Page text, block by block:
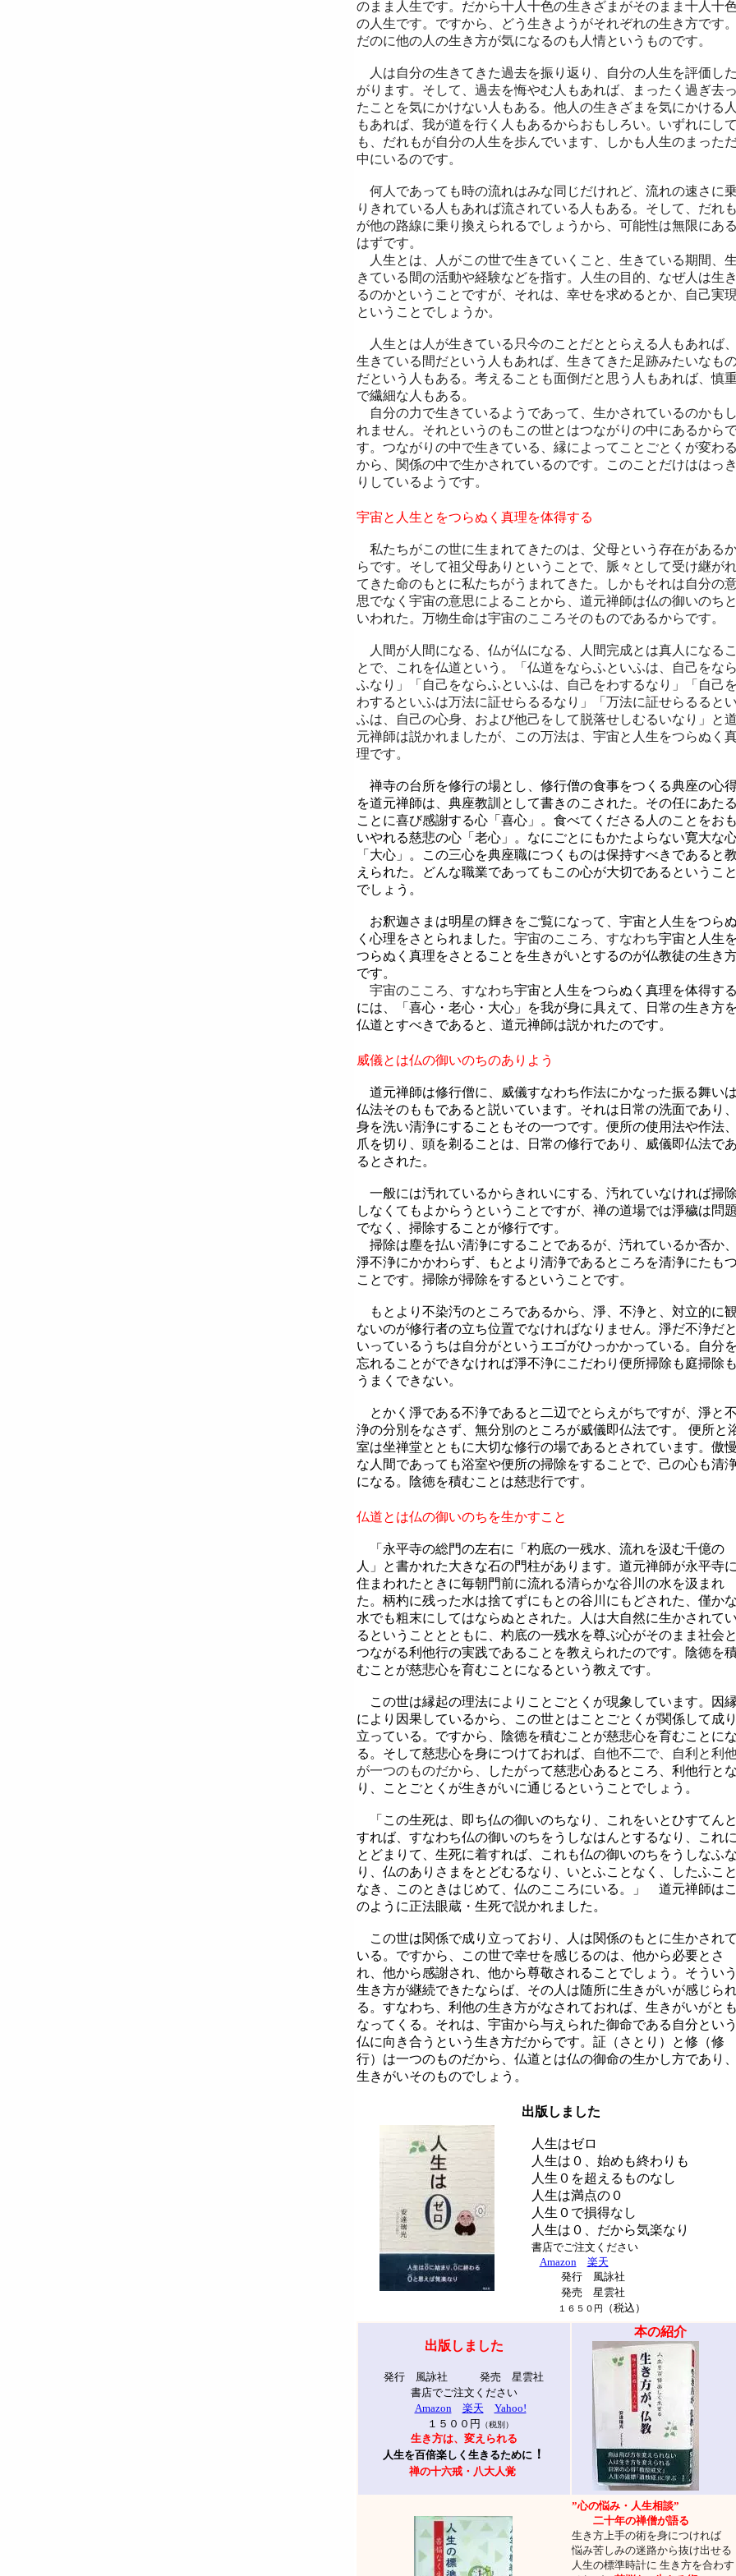
のまま人生です。だから十人十色の生きざまがそのまま十人十
の人生です。ですから、どう生きようがそれぞれの生き方です。
だのに他の人の生き方が気になるのも人情というものです。
人は自分の生きてきた過去を振り返り、自分の人生を評価した
がります。そして、過去を悔やむ人もあれば、まったく過ぎ去っ
たことを気にかけない人もある。他人の生きざまを気にかける人
もあれば、我が道を行く人もあるからおもしろい。いずれにして
も、だれもが自分の人生を歩んでいます、しかも人生のまった
中にいるのです。
何人であっても時の流れはみな同じだけれど、流れの速さに
りきれている人もあれば流されている人もある。 そして、だれも
が他の路線に乗り換えられるでしょうから、可能性は無限にある
はずです。
人生とは、人がこの世で生きていくこと、生きている期間、生
きている間の活動や経験などを指す。人生の目的、なぜ人は生き
るのかということですが、それは、幸せを求めるとか、自己実現
ということでしょうか。
人生とは人が生きている只今のことだととらえる人もあれば、
生きている間だという人もあれば、生きてきた足跡みたいなも
だという人もある。考えることも面倒だと思う人もあれば、慎
で繊細な人もある。
自分の力で生きているようであって、生かされているのかもし
れません。それというのもこの世とはつながりの中にあるから
す。つながりの中で生きている、縁によってことごとくが変わる
から、関係の中で生かされているのです。このことだけははっき
りしているようです。
宇宙と人生とをつらぬく真理を体得する
私たちがこの世に生まれてきたのは、父母という存在がある
らです。そして祖父母ありということで、脈々として受け継が
てきた命のもとに私たちがうまれてきた。しかもそれは自分の
思でなく宇宙の意思によることから、道元禅師は仏の御いのちと
いわれた。万物生命は宇宙のこころそのものであるからです。
人間が人間になる、仏が仏になる、人間完成とは真人になるこ
とで、これを仏道という。「仏道をならふといふは、自己をなら
ふなり」「自己をならふといふは、自己をわするなり」「自己を
わするといふは万法に証せらるるなり」「万法に証せらるるとい
ふは、自己の心身、および他己をして脱落せしむるいなり」と道
元禅師は説かれましたが、この万法は、宇宙と人生をつらぬく
理です。
禅寺の台所を修行の場とし、修行僧の食事をつくる典座の心
を道元禅師は、典座教訓として書きのこされた。その任にあたる
ことに喜び感謝する心「喜心」。食べてくださる人のことをおも
いやれる慈悲の心「老心」。なにごとにもかたよらない寛大な
「大心」。この三心を典座職につくものは保持すべきであると教
えられた。どんな職業であってもこの心が大切であるということ
でしょう。
お釈迦さまは明星の輝きをご覧になって、宇宙と人生をつらぬ
く心理をさとられました。 宇宙のこころ、すなわち宇宙と人生を
つらぬく真理をさとることを生きがいとするのが仏教徒の生き
です。
宇宙のこころ、すなわち宇宙と人生をつらぬく真理を体得する
には、「喜心・老心・大心」を我が身に具えて、日常の生き方を
仏道とすべきであると、道元禅師は説かれたのです。
威儀とは仏の御いのちのありよう
道元禅師は修行僧に、威儀すなわち作法にかなった振る舞いは
仏法そのももであると説いています。それは日常の洗面であり、
身を洗い清浄にすることもその一つです。便所の使用法や作法、
爪を切り、頭を剃ることは、日常の修行であり、威儀即仏法であ
るとされた。
一般には汚れているからきれいにする、汚れていなければ掃除
しなくてもよからうということですが、禅の道場では淨穢は問題
でなく、掃除することが修行です。
掃除は塵を払い清浄にすることであるが、汚れているか否か、
淨不浄にかかわらず、もとより清浄であるところを清浄にたもつ
ことです。掃除が掃除をするということです。
もとより不染汚のところであるから、淨、不浄と、対立的に
ないのが修行者の立ち位置でなければなりません。淨だ不浄だと
いっているうちは自分がというエゴがひっかかっている。自分を
忘れることができなければ淨不浄にこだわり便所掃除も庭掃除も
うまくできない。
とかく淨である不浄であると二辺でとらえがちですが、淨と不
浄の分別をなさず、無分別のところが威儀即仏法です。 便所と
室は坐禅堂とともに大切な修行の場であるとされています。傲慢
な人間であっても浴室や便所の掃除をすることで、己の心も清
になる。陰徳を積むことは慈悲行です。
仏道とは仏の御いのちを生かすこと
「永平寺の総門の左右に「杓底の一残水、流れを汲む千億の
人」と書かれた大きな石の門柱があります。道元禅師が永平寺に
住まわれたときに毎朝門前に流れる清らかな谷川の水を汲まれ
た。柄杓に残った水は捨てずにもとの谷川にもどされた、僅かな
水でも粗末にしてはならぬとされた。人は大自然に生かされてい
るということとともに、杓底の一残水を尊ぶ心がそのまま社会と
つながる利他行の実践であることを教えられたのです。陰徳を
むことが慈悲心を育むことになるという教えです。
この世は縁起の理法によりことごとくが現象しています。因縁
により因果しているから、この世とはことごとくが関係して成り
立っている。ですから、陰徳を積むことが慈悲心を育むことにな
る。そして慈悲心を身につけておれば、
自他不二で、自利と利
が一つのものだから、
したがって慈悲心あるところ、利他行とな
り、ことごとくが生きがいに通じるということでしょう。
「この生死は、即ち仏の御いのちなり、これをいとひすてんと
すれば、すなわち仏の御いのちをうしなはんとするなり、これに
とどまりて、生死に着すれば、これも仏の御いのちをうしなふな
り、仏のありさまをとどむるなり、いとふことなく、したふこと
なき、このときはじめて、仏のこころにいる。」 道元禅師はこ
のように正法眼蔵・生死で説かれました。
この世は関係で成り立っており、人は関係のもとに生かされて
いる。ですから、この世で幸せを感じるのは、他から必要とさ
れ、他から感謝され、他から尊敬されることでしょう。そういう
生き方が継続できたならば、その人は随所に生きがいが感じら
る。すなわち、利他の生き方がなされておれば、生きがいがとも
なってくる。それは、宇宙から与えられた御命である自分という
仏に向き合うという生き方だからです。証（さとり）と修（修
行）は一つのものだから、仏道とは仏の御命の生かし方であり、
生きがいそのものでしょう。
出版しました
人生はゼロ
人生は０、始めも終わりも
人生０を超えるものなし
人生は満点の０
人生０で損得なし
人生は０、だから気楽なり
書店でご注文ください
Amazon
楽天
発行 風詠社
発売 星雲社
１６５０円 （税込）
出版しました
発行 風詠社 発売 星雲社
書店でご注文ください
Amazon
楽天
Yahoo!
１５００円
（税別）
生き方は、変えられる
人生を百倍楽しく生きるために ！
禅の十六戒・八大人覚
本の紹介
”心の悩み・人生相談”
二十年の禅僧が語る
生き方上手の術を身につければ
悩み苦しみの迷路から抜け出せる
人生の標準時計に 生き方を合わす